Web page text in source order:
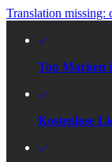
Translation missing:
Top Marken
Kostenlose